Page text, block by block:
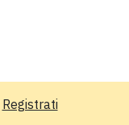
Registrati